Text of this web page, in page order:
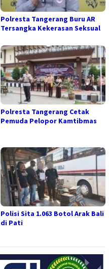
Polresta Tangerang Buru AR
Tersangka Kekerasan Seksual
Polresta Tangerang Cetak
Pemuda Pelopor Kamtibmas
Polisi Sita 1.063 Botol Arak Bali
di Pati